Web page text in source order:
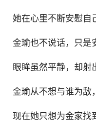
她在心里不断安慰自
金瑜也不说话，只是
眼眸虽然平静，却射
金瑜从不想与谁为敌
现在她只想为金家找